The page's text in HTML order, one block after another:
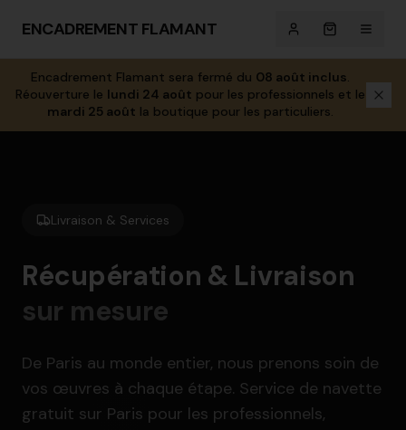
ENCADREMENT FLAMANT
Encadrement Flamant sera fermé du 08 août inclus.
Réouverture le lundi 24 août pour les professionnels et le
mardi 25 août la boutique pour les particuliers.
Livraison & Services
Récupération & Livraison
sur mesure
De Paris au monde entier, nous prenons soin de
vos œuvres à chaque étape. Service de navette
gratuit sur Paris pour les professionnels,